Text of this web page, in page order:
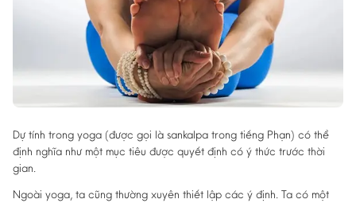
Dự tính trong yoga (được gọi là sankalpa trong tiếng Phạn) có thể
định nghĩa như một mục tiêu được quyết định có ý thức trước thời
gian.
Ngoài yoga, ta cũng thường xuyên thiết lập các ý định. Ta có một